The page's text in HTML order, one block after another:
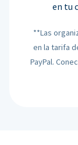
en tu
**Las
en la tarifa
PayPal.